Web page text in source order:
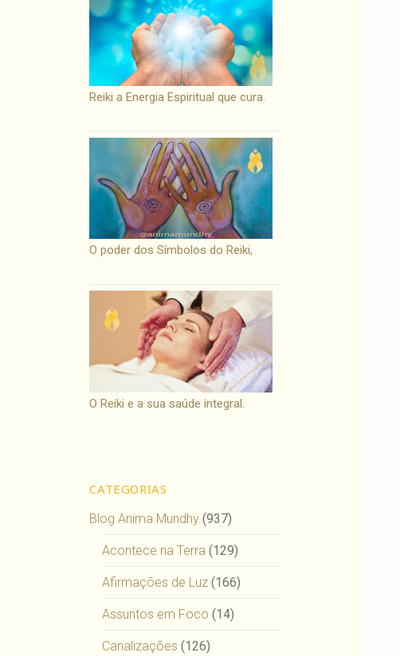
Reiki a Energia Espiritual que cura.
O poder dos Símbolos do Reiki,
O Reiki e a sua saúde integral.
CATEGORIAS
Blog Anima Mundhy (937)
Acontece na Terra (129)
Afirmações de Luz (166)
Assuntos em Foco (14)
Canalizações (126)